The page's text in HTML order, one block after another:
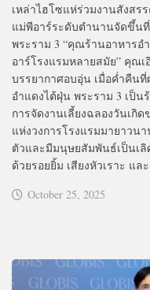
เหล่าไฮโซแห่ร่วมงานสังสร
แม่พีอาร์ระดับตำนานจัดขึ้นที่
พระราม 3 “คุณร้านอาหารอ
อาร์โรงแรมหลายสมัย” คุณ
บรรยากาศอบอุ่น เมื่อค่ำคืน
อำแดงไต้ฝุ่น พระราม 3 เป็
การจัดงานเลี้ยงฉลองวันเกิ
แห่งวงการโรงแรมมายาวน
ตัวและมีมนุษยสัมพันธ์เป็นเลิ
ด้วยรอยยิ้ม เสียงหัวเราะ แล
October 25, 2025